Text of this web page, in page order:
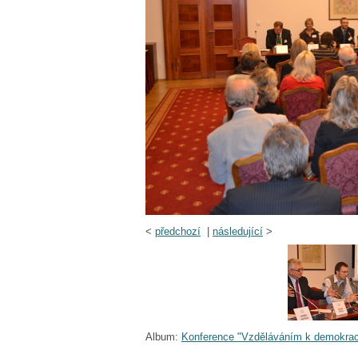
< předchozí následující >
Album: Konference "Vzděláváním k